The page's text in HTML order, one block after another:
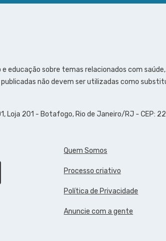
educação sobre temas relacionados com
não devem ser utilizadas como
Loja 201 - Botafogo, Rio de Janeiro/RJ - CEP:
Quem Somos
Processo criativo
Política de Privacidade
Anuncie com a gente